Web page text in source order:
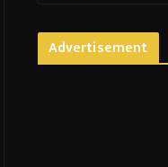
Advertisement